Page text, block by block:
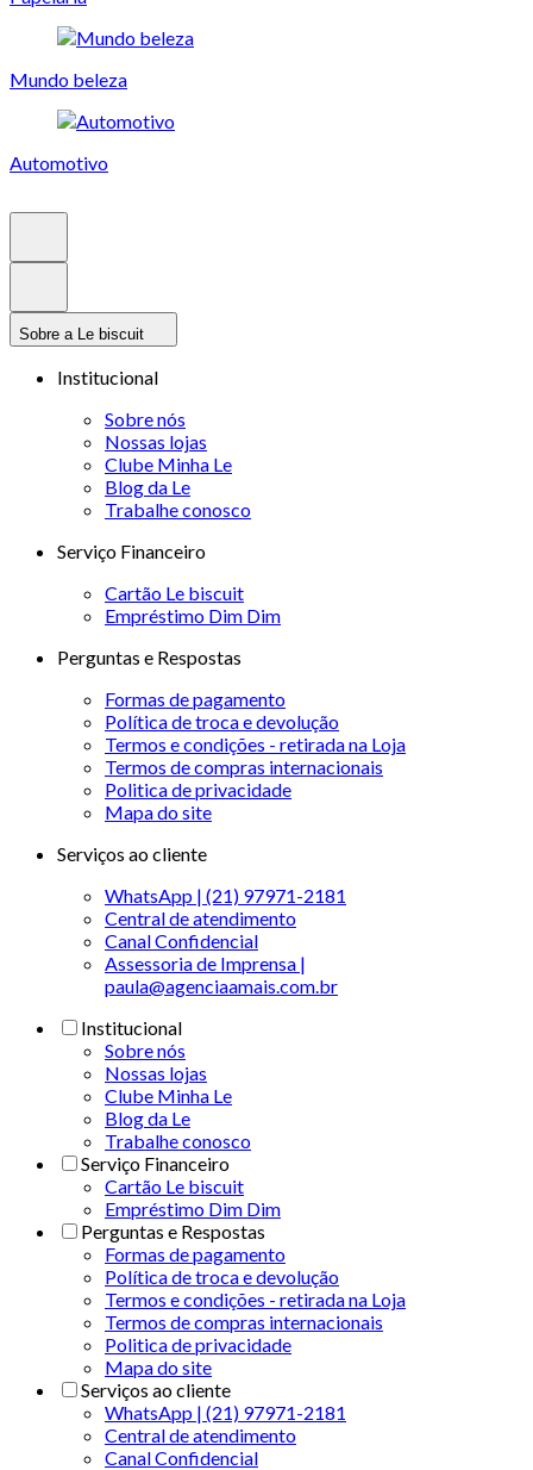
Mundo beleza
Automotivo
Sobre a Le biscuit
Institucional
Sobre nós
Nossas lojas
Clube Minha Le
Blog da Le
Trabalhe conosco
Serviço Financeiro
Cartão Le biscuit
Empréstimo Dim Dim
Perguntas e Respostas
Formas de pagamento
Política de troca e devolução
Termos e condições - retirada na Loja
Termos de compras internacionais
Politica de privacidade
Mapa do site
Serviços ao cliente
WhatsApp | (21) 97971-2181
Central de atendimento
Canal Confidencial
Assessoria de Imprensa |
paula@agenciaamais.com.br
Institucional
Sobre nós
Nossas lojas
Clube Minha Le
Blog da Le
Trabalhe conosco
Serviço Financeiro
Cartão Le biscuit
Empréstimo Dim Dim
Perguntas e Respostas
Formas de pagamento
Política de troca e devolução
Termos e condições - retirada na Loja
Termos de compras internacionais
Politica de privacidade
Mapa do site
Serviços ao cliente
WhatsApp | (21) 97971-2181
Central de atendimento
Canal Confidencial